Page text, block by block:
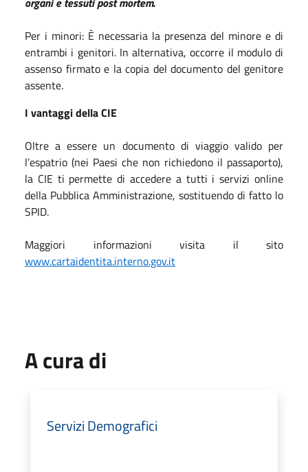
Per i minori: È necessaria la presenza del minore e di
entrambi i genitori. In alternativa, occorre il modulo di
assenso firmato e la copia del documento del genitore
assente.
I vantaggi della CIE
Oltre a essere un documento di viaggio valido per
l’espatrio (nei Paesi che non richiedono il passaporto),
la CIE ti permette di accedere a tutti i servizi online
della Pubblica Amministrazione, sostituendo di fatto lo
SPID.
Maggiori informazioni visita il sito
www.cartaidentita.interno.gov.it
A cura di
Servizi Demografici